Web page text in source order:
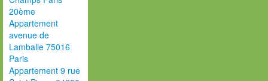
20ème
Appartement
avenue de
Lamballe 75016
Paris
Appartement 9 rue